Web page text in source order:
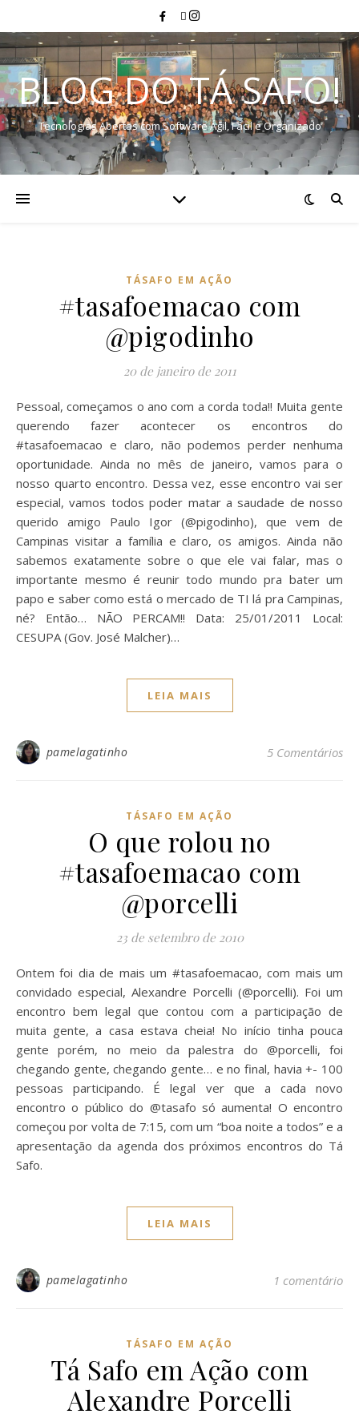
BLOG DO TÁ SAFO!
Tecnologias Abertas com Software Ágil, Fácil e Organizado
TÁSAFO EM AÇÃO
#tasafoemacao com
@pigodinho
20 de janeiro de 2011
Pessoal, começamos o ano com a corda toda!! Muita gente
querendo fazer acontecer os encontros do
#tasafoemacao e claro, não podemos perder nenhuma
oportunidade. Ainda no mês de janeiro, vamos para o
nosso quarto encontro. Dessa vez, esse encontro vai ser
especial, vamos todos poder matar a saudade de nosso
querido amigo Paulo Igor (@pigodinho), que vem de
Campinas visitar a família e claro, os amigos. Ainda não
sabemos exatamente sobre o que ele vai falar, mas o
importante mesmo é reunir todo mundo pra bater um
papo e saber como está o mercado de TI lá pra Campinas,
né? Então… NÃO PERCAM!! Data: 25/01/2011 Local:
CESUPA (Gov. José Malcher)…
LEIA MAIS
pamelagatinho 5 Comentários
TÁSAFO EM AÇÃO
O que rolou no
#tasafoemacao com
@porcelli
23 de setembro de 2010
Ontem foi dia de mais um #tasafoemacao, com mais um
convidado especial, Alexandre Porcelli (@porcelli). Foi um
encontro bem legal que contou com a participação de
muita gente, a casa estava cheia! No início tinha pouca
gente porém, no meio da palestra do @porcelli, foi
chegando gente, chegando gente… e no final, havia +- 100
pessoas participando. É legal ver que a cada novo
encontro o público do @tasafo só aumenta! O encontro
começou por volta de 7:15, com um “boa noite a todos” e a
apresentação da agenda dos próximos encontros do Tá
Safo.
LEIA MAIS
pamelagatinho 1 comentário
TÁSAFO EM AÇÃO
Tá Safo em Ação com
Alexandre Porcelli